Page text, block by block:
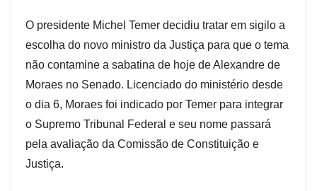
O presidente Michel Temer decidiu tratar em sigilo a
escolha do novo ministro da Justiça para que o tema
não contamine a sabatina de hoje de Alexandre de
Moraes no Senado. Licenciado do ministério desde
o dia 6, Moraes foi indicado por Temer para integrar
o Supremo Tribunal Federal e seu nome passará
pela avaliação da Comissão de Constituição e
Justiça.